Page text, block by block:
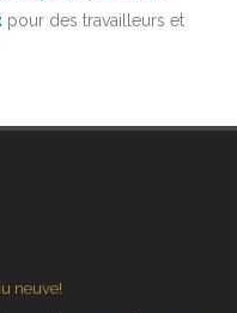
pour des travailleurs et
neuve!